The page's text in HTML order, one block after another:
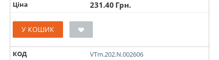
Ціна
231.40 Грн.
У КОШИК
КОД
VTm.202.N.002606